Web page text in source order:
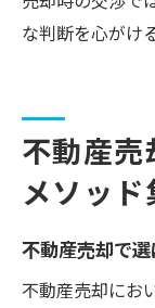
な判断を心がけ
不動産
メソッド
不動産売却で
不動産売却にお